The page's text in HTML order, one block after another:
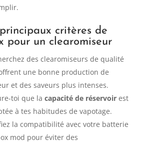
critères de
pour un clearomiseur
des clearomiseurs de qualité
une bonne production de
et des saveurs plus intenses.
toi que la capacité de réservoirest
à tes habitudes de vapotage.
la compatibilité avec votre batterie
mod pour éviter des